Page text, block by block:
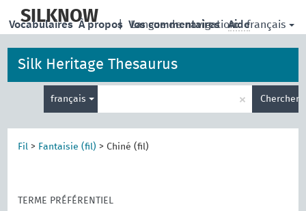
main
SILKNOW | Langue de navigation: français
Vocabulaires À propos Vos commentaires Aide
Silk Heritage Thesaurus
français
de
recherche
× Chercher
Fil > Fantaisie (fil) > Chiné (fil)
TERME PRÉFÉRENTIEL